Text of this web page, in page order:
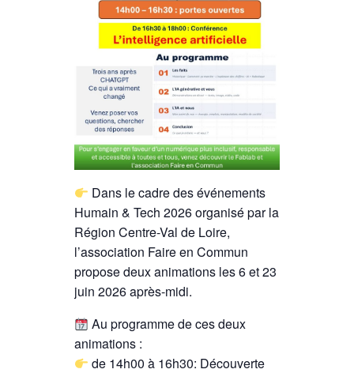
Dans le cadre des événements
Humain & Tech 2026 organisé par la
Région Centre-Val de Loire,
l’association Faire en Commun
propose deux animations les 6 et 23
juin 2026 après-midi.
Au programme de ces deux
animations :
de 14h00 à 16h30: Découverte